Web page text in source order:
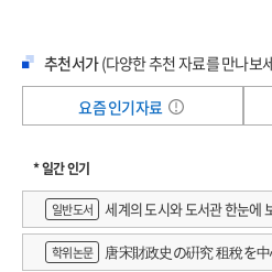
추천서가(다양한 추천 자료를 만나보
요즘 인기자료
* 일간 인기
일반도서
세계의 도시와 도서관 한눈에
학위논문 唐宋財政史の硏究 租稅を